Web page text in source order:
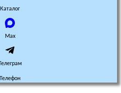
Каталог
Max
Телеграм
Телефон